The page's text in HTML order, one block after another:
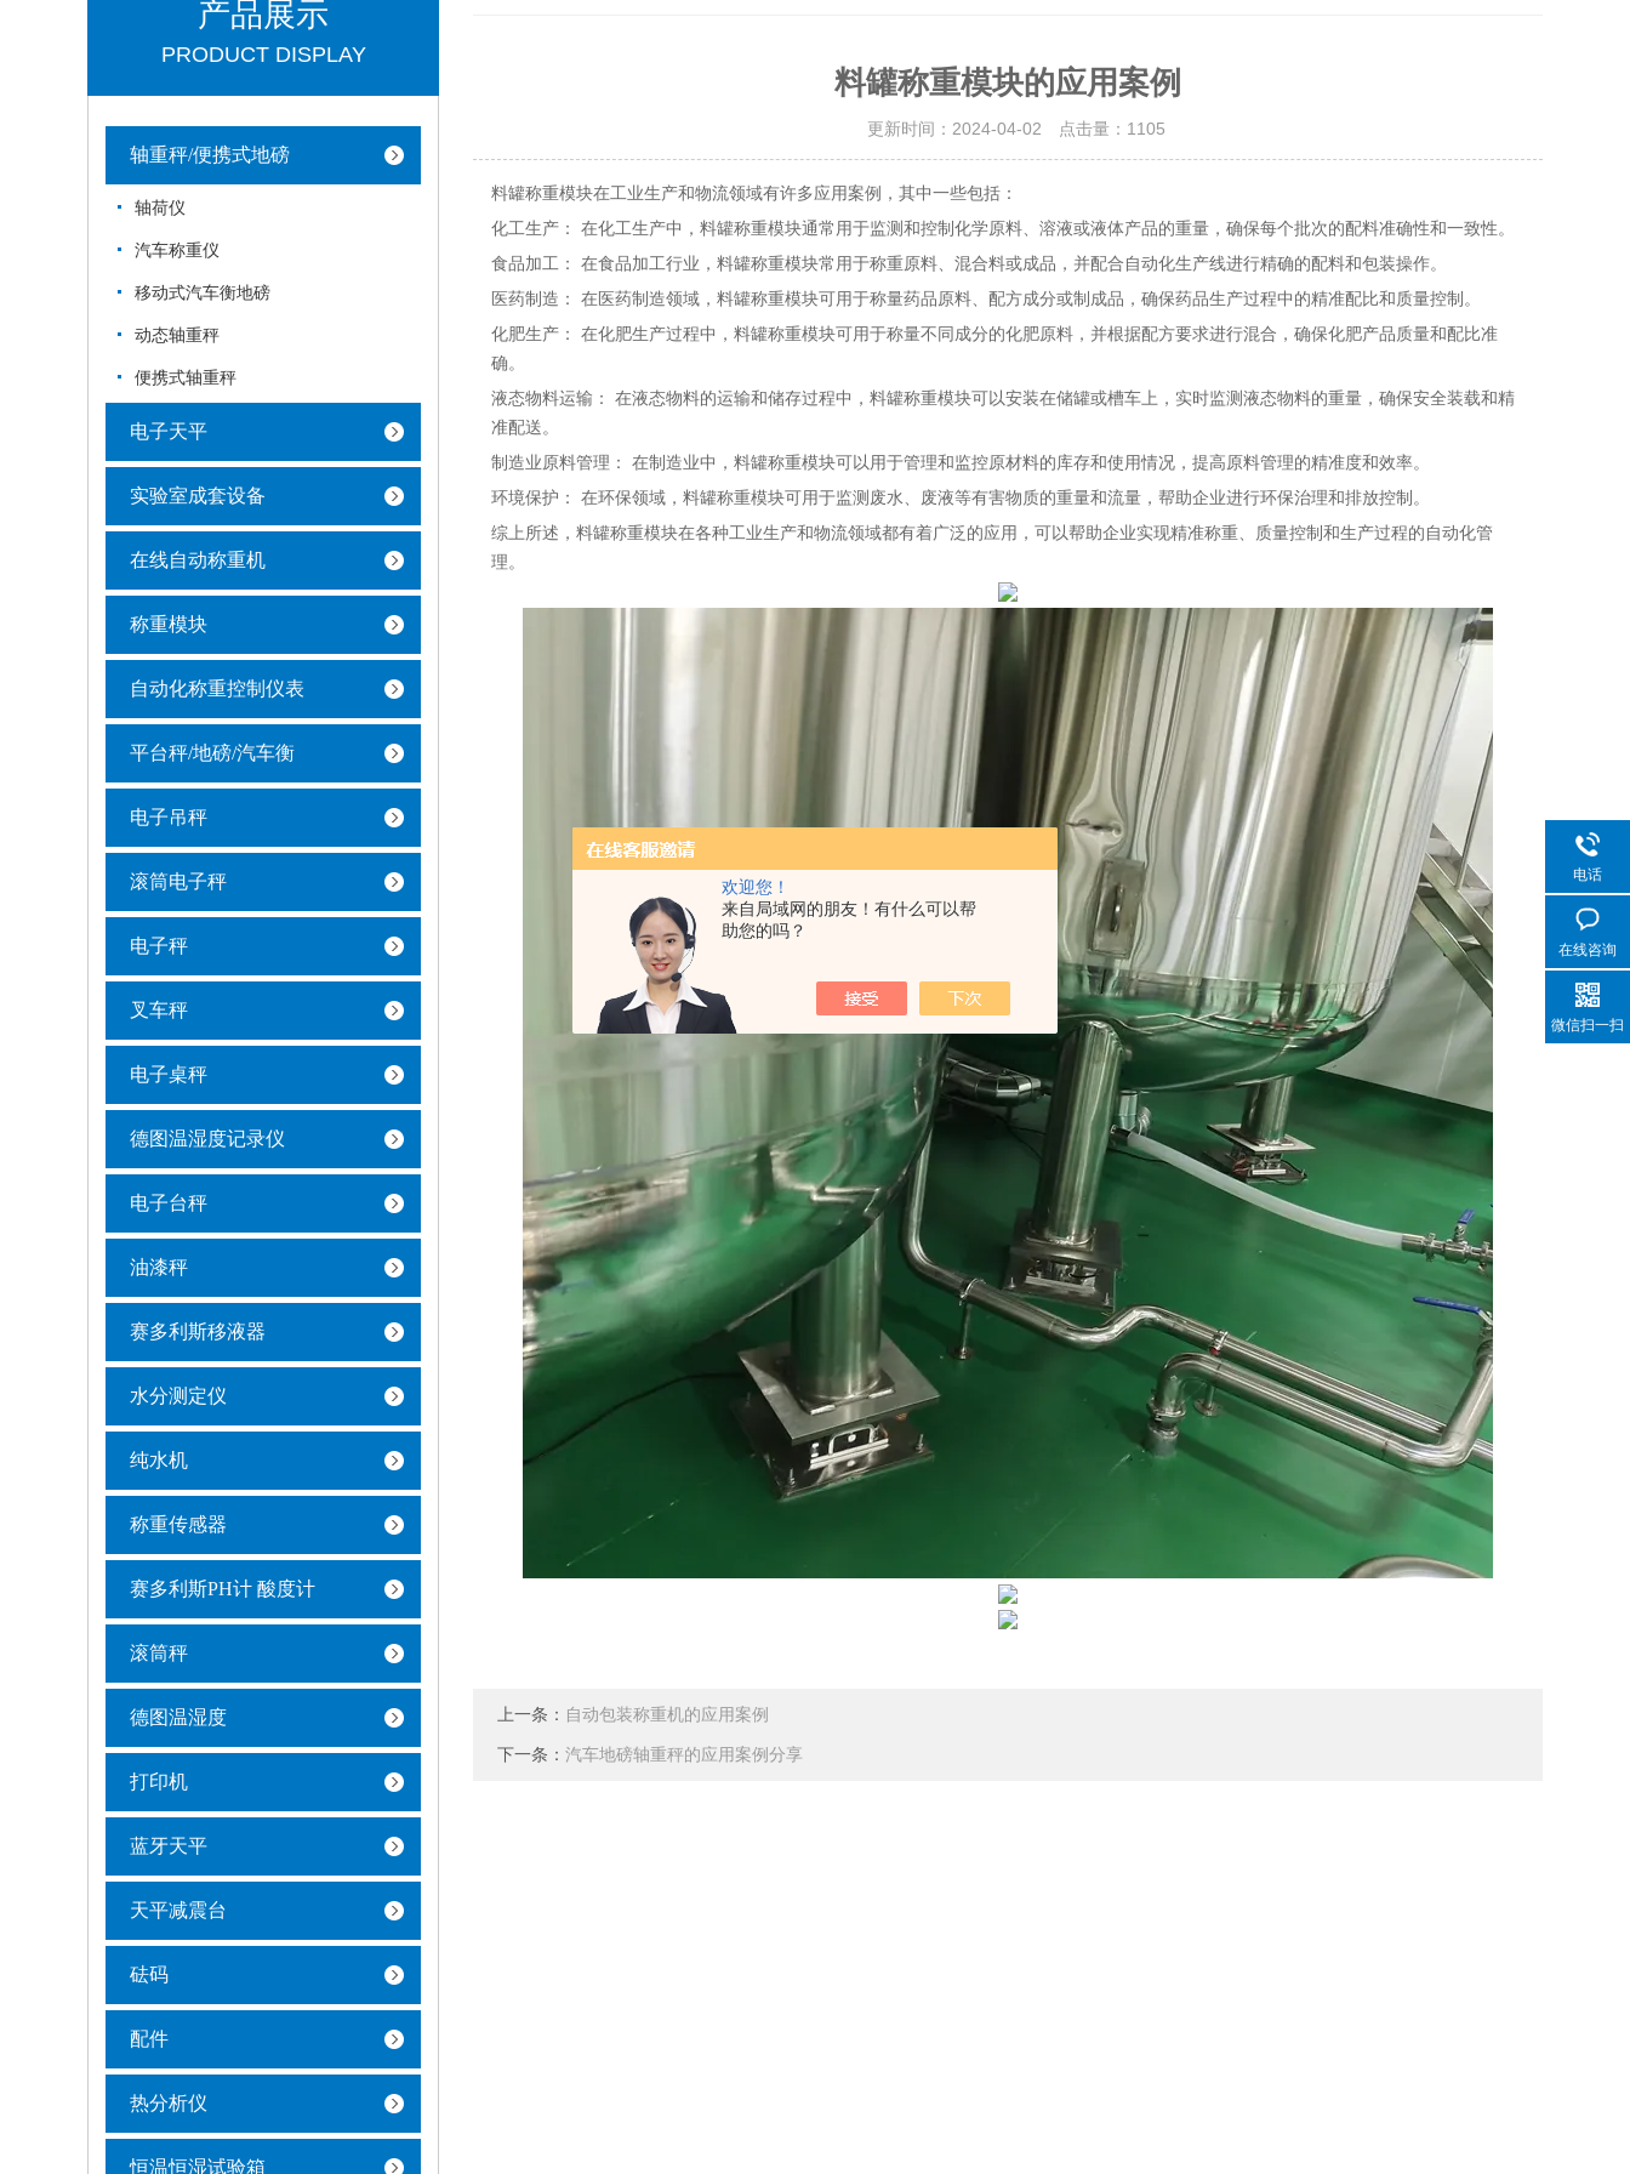
欢迎您！
来自局域网的朋友！有什么可以帮
助您的吗？
产品展示
PRODUCT DISPLAY
轴重秤/便携式地磅
轴荷仪
汽车称重仪
移动式汽车衡地磅
动态轴重秤
便携式轴重秤
电子天平
实验室成套设备
在线自动称重机
称重模块
自动化称重控制仪表
平台秤/地磅/汽车衡
电子吊秤
滚筒电子秤
电子秤
叉车秤
电子桌秤
德图温湿度记录仪
电子台秤
油漆秤
赛多利斯移液器
水分测定仪
纯水机
称重传感器
赛多利斯PH计 酸度计
滚筒秤
德图温湿度
打印机
蓝牙天平
天平减震台
砝码
配件
热分析仪
恒温恒湿试验箱
料罐称重模块的应用案例
更新时间：2024-04-02 点击量： 1105
料罐称重模块在工业生产和物流领域有许多应用案例，其中一些包括：
化工生产： 在化工生产中，料罐称重模块通常用于监测和控制化学原料、溶液或液体产品的重量，确保每个批次的配料准确性和一致性。
食品加工： 在食品加工行业，料罐称重模块常用于称重原料、混合料或成品，并配合自动化生产线进行精确的配料和包装操作。
医药制造： 在医药制造领域，料罐称重模块可用于称量药品原料、配方成分或制成品，确保药品生产过程中的精准配比和质量控制。
化肥生产： 在化肥生产过程中，料罐称重模块可用于称量不同成分的化肥原料，并根据配方要求进行混合，确保化肥产品质量和配比准
确。
液态物料运输： 在液态物料的运输和储存过程中，料罐称重模块可以安装在储罐或槽车上，实时监测液态物料的重量，确保安全装载和精
准配送。
制造业原料管理： 在制造业中，料罐称重模块可以用于管理和监控原材料的库存和使用情况，提高原料管理的精准度和效率。
环境保护： 在环保领域，料罐称重模块可用于监测废水、废液等有害物质的重量和流量，帮助企业进行环保治理和排放控制。
综上所述，料罐称重模块在各种工业生产和物流领域都有着广泛的应用，可以帮助企业实现精准称重、质量控制和生产过程的自动化管
理。
上一条： 自动包装称重机的应用案例
下一条： 汽车地磅轴重秤的应用案例分享
电话
在线咨询
微信扫一扫